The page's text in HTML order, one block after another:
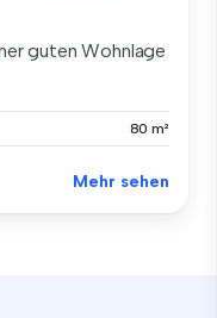
guten Wohnlage
80 m²
Mehr sehen